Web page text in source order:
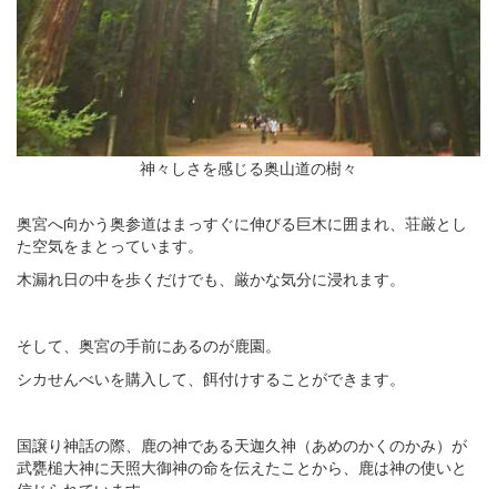
神々しさを感じる奥山道の樹々
奥宮へ向かう奥参道はまっすぐに伸びる巨木に囲まれ、荘厳とし
た空気をまとっています。
木漏れ日の中を歩くだけでも、厳かな気分に浸れます。
そして、奥宮の手前にあるのが鹿園。
シカせんべいを購入して、餌付けすることができます。
国譲り神話の際、鹿の神である天迦久神（あめのかくのかみ）が
武甕槌大神に天照大御神の命を伝えたことから、鹿は神の使いと